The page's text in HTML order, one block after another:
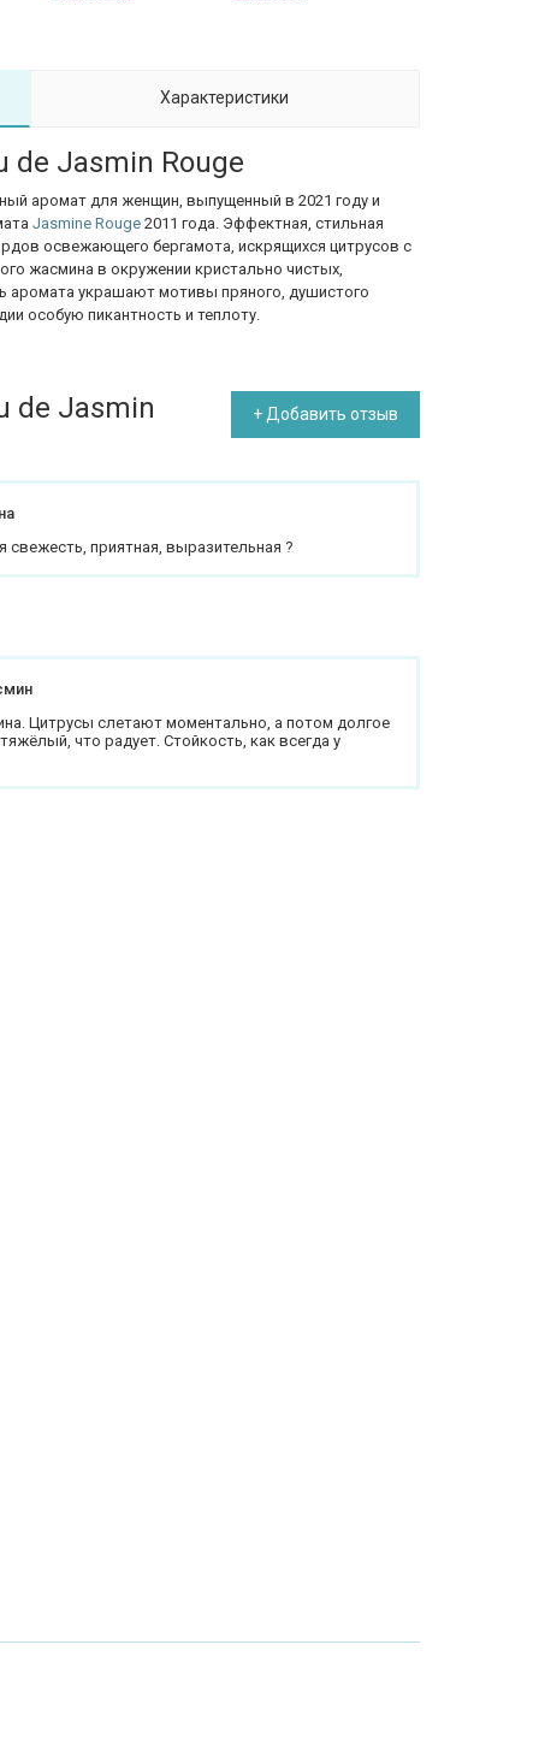
Характеристики
de Jasmin Rouge
аромат для женщин, выпущенный в 2021 году и
Jasmine Rouge 2011 года. Эффектная, стильная
освежающего бергамота, искрящихся цитрусов с
жасмина в окружении кристально чистых,
аромата украшают мотивы пряного, душистого
особую пикантность и теплоту.
de Jasmin + Добавить отзыв
приятная, выразительная ?
Цитрусы слетают моментально, а потом долгое
что радует. Стойкость, как всегда у